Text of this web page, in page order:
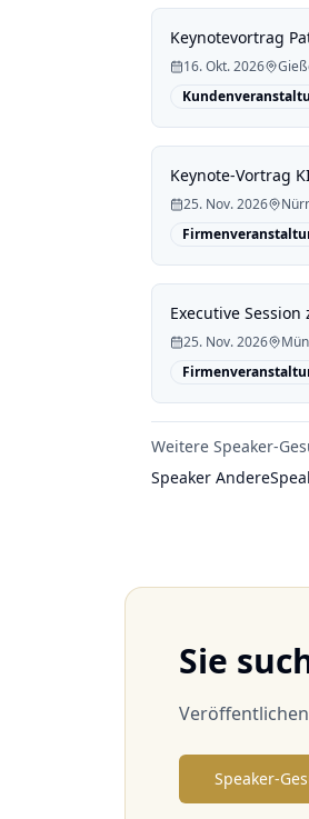
Keynotevortrag
16. Okt. 2026
Keynote-Vortrag
25. Nov. 2026
Executive
25. Nov. 2026
Weitere Speaker-
Speaker Andere
Sie
Speaker-